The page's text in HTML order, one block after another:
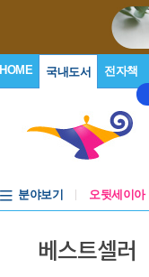
HOME 국내도서 전자책
분야보기 오뒷세이아
베스트셀러